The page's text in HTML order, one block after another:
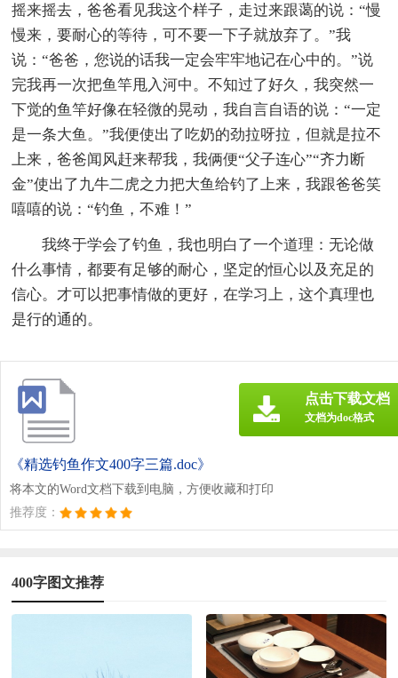
摇来摇去，爸爸看见我这个样子，走过来跟蔼的说：“慢
慢来，要耐心的等待，可不要一下子就放弃了。”我
说：“爸爸，您说的话我一定会牢牢地记在心中的。”说
完我再一次把鱼竿甩入河中。不知过了好久，我突然一
下觉的鱼竿好像在轻微的晃动，我自言自语的说：“一定
是一条大鱼。”我便使出了吃奶的劲拉呀拉，但就是拉不
上来，爸爸闻风赶来帮我，我俩便“父子连心”“齐力断
金”使出了九牛二虎之力把大鱼给钓了上来，我跟爸爸笑
嘻嘻的说：“钓鱼，不难！”
我终于学会了钓鱼，我也明白了一个道理：无论做
什么事情，都要有足够的耐心，坚定的恒心以及充足的
信心。才可以把事情做的更好，在学习上，这个真理也
是行的通的。
《精选钓鱼作文400字三篇.doc》
将本文的Word文档下载到电脑，方便收藏和打印
推荐度：
点击下载文档
文档为doc格式
400字图文推荐